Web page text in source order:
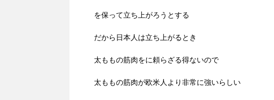
を保って立ち上がろうとする
だから日本人は立ち上がるとき
太ももの筋肉をに頼らざる得ないので
太ももの筋肉が欧米人より非常に強いらしい